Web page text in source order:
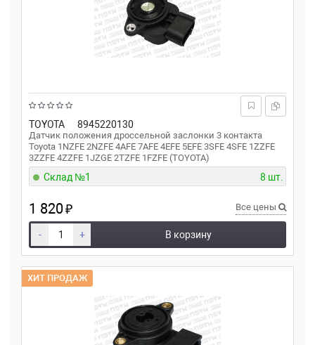
TOYOTA 8945220130
Датчик положения дроссельной заслонки 3 контакта
Toyota 1NZFE 2NZFE 4AFE 7AFE 4EFE 5EFE 3SFE 4SFE 1ZZFE
3ZZFE 4ZZFE 1JZGE 2TZFE 1FZFE (TOYOTA)
Склад №1 8 шт.
1 820₽ Все цены
- + В корзину
ХИТ ПРОДАЖ